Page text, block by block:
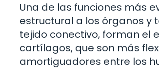
Una de las funciones más
estructural a los órganos y
tejido conectivo, forman el
cartílagos, que son más
amortiguadores entre los